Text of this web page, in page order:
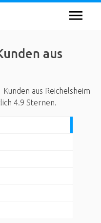
aus
aus Reichelsheim
4.9 Sternen.